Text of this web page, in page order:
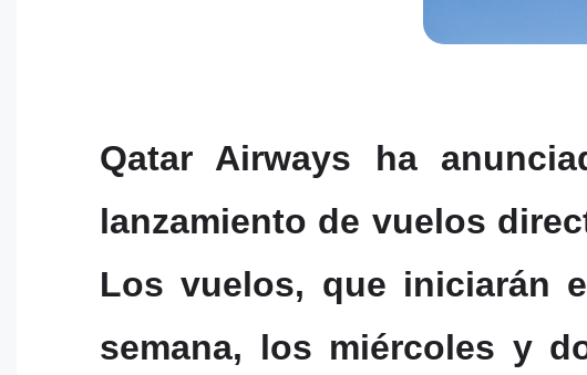
Qatar Airways ha
lanzamiento de vuelos
Los vuelos, que iniciarán
semana, los miércoles y